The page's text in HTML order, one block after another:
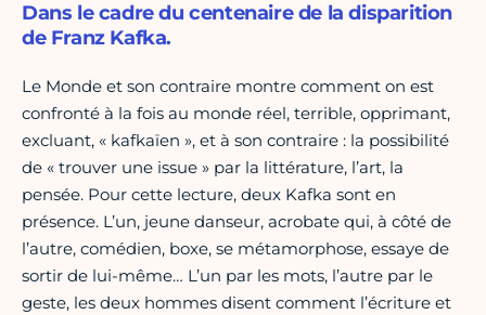
Dans le cadre du centenaire de la disparition
de Franz Kafka.
Le Monde et son contraire montre comment on est
confronté à la fois au monde réel, terrible, opprimant,
excluant, « kafkaïen », et à son contraire : la possibilité
de « trouver une issue » par la littérature, l’art, la
pensée. Pour cette lecture, deux Kafka sont en
présence. L’un, jeune danseur, acrobate qui, à côté de
l’autre, comédien, boxe, se métamorphose, essaye de
sortir de lui-même… L’un par les mots, l’autre par le
geste, les deux hommes disent comment l’écriture et